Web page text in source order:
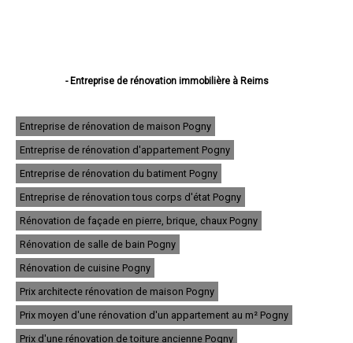
- Entreprise de rénovation immobilière à Reims
- Entreprise de rénovation immobilière à Vitry-le-François
- Entreprise de rénovation immobilière à Tinqueux
- Entreprise de rénovation immobilière à Bétheny
- Entreprise de rénovation immobilière à Cormontreuil
- Entreprise de rénovation immobilière à Fismes
- Entreprise de rénovation immobilière à Saint-Memmie
- Entreprise de rénovation immobilière à Sézanne
- Entreprise de rénovation immobilière à Mourmelon-le-Grand
- Entreprise de rénovation immobilière à Witry-lès-Reims
- Entreprise de rénovation immobilière à Sainte-Menehould
- Entreprise de rénovation immobilière à Fagnières
- Entreprise de rénovation immobilière à Ay
- Entreprise de rénovation immobilière à Suippes
- Entreprise de rénovation immobilière à Montmirail
- Entreprise de rénovation immobilière à Saint-Brice-Courcelles
- Entreprise de rénovation immobilière à Dormans
Entreprise de rénovation de maison Pogny
Entreprise de rénovation d'appartement Pogny
Entreprise de rénovation du batiment Pogny
Entreprise de rénovation tous corps d'état Pogny
Rénovation de façade en pierre, brique, chaux Pogny
Rénovation de salle de bain Pogny
Rénovation de cuisine Pogny
Prix architecte rénovation de maison Pogny
Prix moyen d'une rénovation d'un appartement au m² Pogny
Prix d'une rénovation de toiture ancienne Pogny